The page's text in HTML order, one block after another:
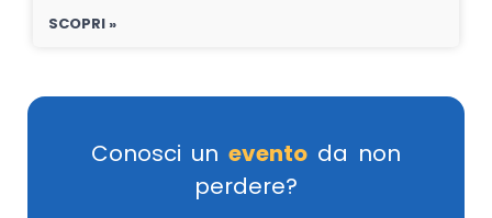
SCOPRI »
Conosci un evento da non
perdere?